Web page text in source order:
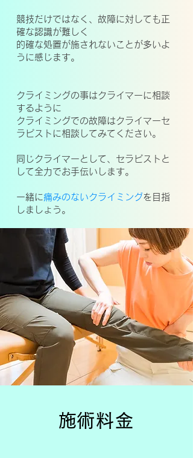
競技だけではなく、故障に対しても正
確な認識が難しく
的確な処置が施されないことが多いよ
うに感じます。
クライミングの事はクライマーに相談
するように
クライミングでの故障はクライマーセ
ラピストに相談してみてください。
同じクライマーとして、セラピストと
して全力でお手伝いします。
一緒に痛みのないクライミングを目指
しましょう。
​施術料金